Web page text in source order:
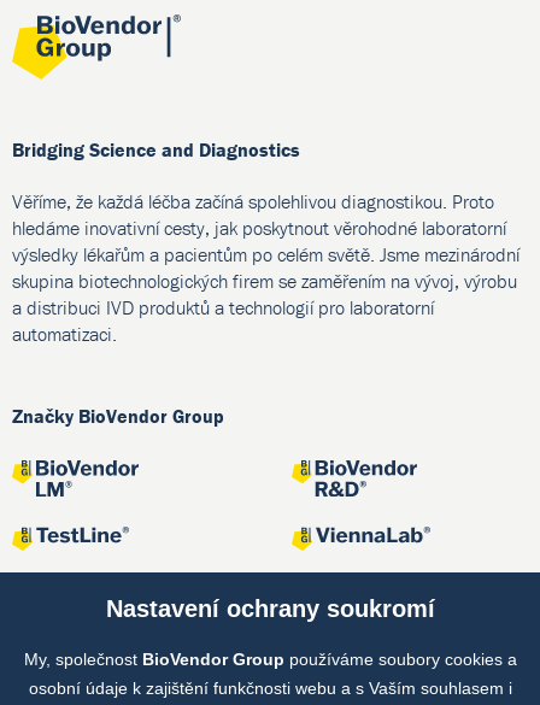
Bridging Science and Diagnostics
Věříme, že každá léčba začíná spolehlivou diagnostikou. Proto
hledáme inovativní cesty, jak poskytnout věrohodné laboratorní
výsledky lékařům a pacientům po celém světě. Jsme mezinárodní
skupina biotechnologických firem se zaměřením na vývoj, výrobu
a distribuci IVD produktů a technologií pro laboratorní
automatizaci.
Značky BioVendor Group
Společné projekty
Nastavení ochrany soukromí
My, společnost BioVendor Group používáme soubory cookies a
osobní údaje k zajištění funkčnosti webu a s Vaším souhlasem i